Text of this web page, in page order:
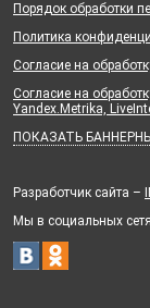
Порядок обработки
Политика
Согласие на
Согласие на
Yandex.Metrika,
ПОКАЗАТЬ
Разработчик сайта –
Мы в социальных